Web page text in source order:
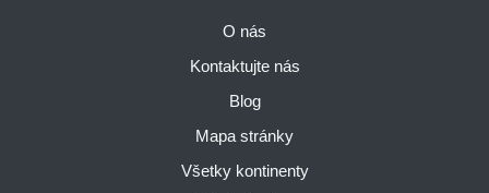
O nás
Kontaktujte nás
Blog
Mapa stránky
Všetky kontinenty